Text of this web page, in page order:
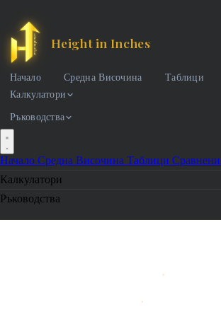
Height in Inches
Начало Средна Височина Таблици
Калкулатори
Ръководства
Начало Средна Височина Таблици
Калкулатори
Ръководства